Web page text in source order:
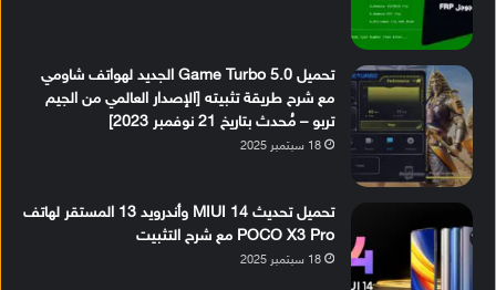
تحميل Game Turbo 5.0 الجديد لهواتف شاومي
مع شرح طريقة تثبيته [الإصدار العالمي من الجيم
تربو – مُحدث بتاريخ 21 نوفمبر 2023]
18 سبتمبر 2025
تحميل تحديث MIUI 14 وأندرويد 13 المستقر لهاتف
POCO X3 Pro مع شرح التثبيت
18 سبتمبر 2025